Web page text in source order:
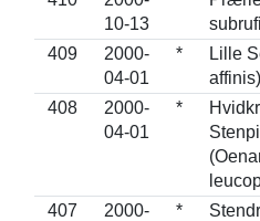
10-13
409
2000-
04-01
*
Lille
affinis)
408
2000-
04-01
*
407
2000-
*